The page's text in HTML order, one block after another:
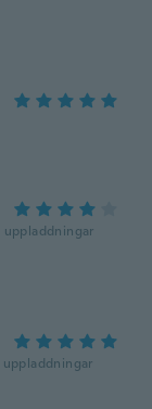
uppladdningar
uppladdningar